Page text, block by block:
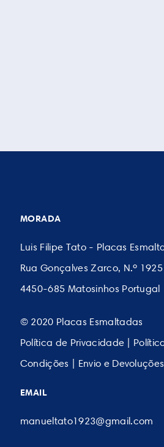
MORADA
Luis Filipe Tato - Placas
Rua Gonçalves Zarco, N.º
4450-685 Matosinhos Portugal
© 2020 Placas Esmaltadas
Política de Privacidade
Condições
Envio e Devoluções
EMAIL
manueltato1923@gmail.com